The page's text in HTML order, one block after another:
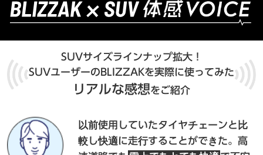
SUVサイズラインナップ拡大！
SUVユーザーのBLIZZAKを実際に使ってみた
リアルな感想をご紹介
以前使用していたタイヤチェーンと比
較し快適に走行することができた。高